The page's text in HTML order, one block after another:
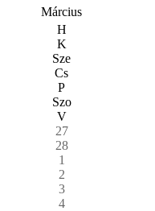
Március
H
K
Sze
Cs
P
Szo
V
27
28
1
2
3
4